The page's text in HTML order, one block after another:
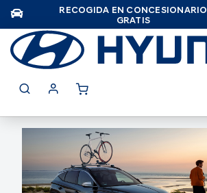
RECOGIDA EN CONCESIONARIO
GRATIS